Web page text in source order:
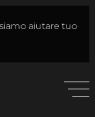
aiutare tuo